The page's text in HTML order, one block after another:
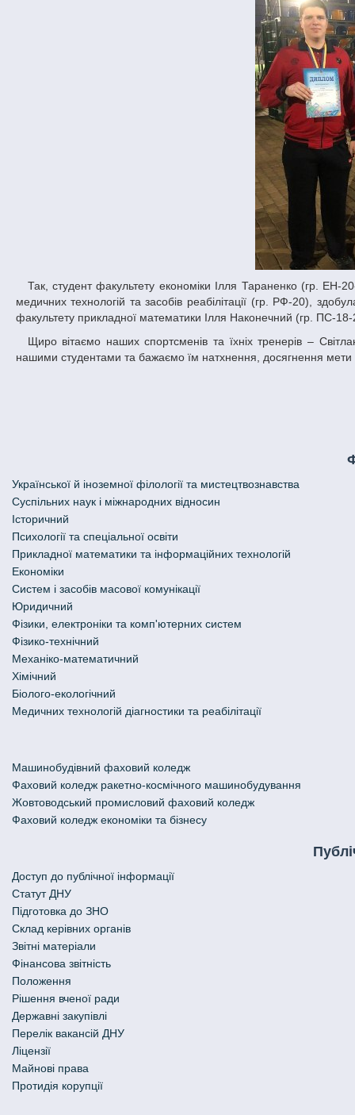
Так, студент факультету економіки Ілля Тараненко (гр. ЕН-20-1) посів І місце з бігу на 2000 м з/п; Марiя Єланська, студентка факультету
медичних технологій та засобів реабілітації (гр. РФ-20),
факультету прикладної математики Iлля Наконечний (гр. ПС-18-
Щиро вітаємо наших спортсменів та їхніх тренерів – Світлану Черевко та Анжелу Плошинську із помітною перемогою. Ми пишаємося
нашими студентами та бажаємо їм натхнення, досягнення мети
Української й іноземної філології та мистецтвознавства
Cуспільних наук і міжнародних відносин
Історичний
Психології та спеціальної освіти
Прикладної математики та інформаційних технологій
Економіки
Систем і засобів масової комунікації
Юридичний
Фізики, електроніки та комп'ютерних систем
Фізико-технічний
Механіко-математичний
Хімічний
Біолого-екологічний
Медичних технологій діагностики та реабілітації
Машинобудівний фаховий коледж
Фаховий коледж ракетно-космічного машинобудування
Жовтоводський промисловий фаховий коледж
Фаховий коледж економіки та бізнесу
Доступ до публічної інформації
Статут ДНУ
Підготовка до ЗНО
Склад керівних органів
Звітні матеріали
Фінансова звітність
Положення
Рішення вченої ради
Державні закупівлі
Перелік вакансій ДНУ
Ліцензії
Майнові права
Протидія корупції